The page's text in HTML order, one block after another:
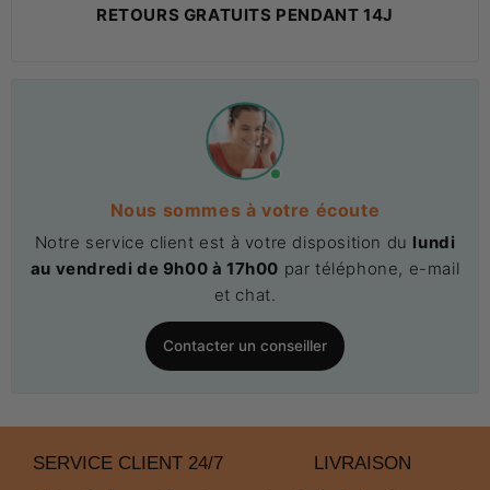
RETOURS GRATUITS PENDANT 14J
Nous sommes à votre écoute
Notre service client est à votre disposition du lundi
au vendredi de 9h00 à 17h00 par téléphone, e-mail
et chat.
Contacter un conseiller
SERVICE CLIENT 24/7 LIVRAISON